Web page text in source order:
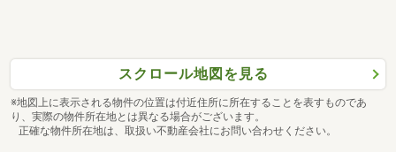
スクロール地図を見る
※地図上に表示される物件の位置は付近住所に所在することを表すものであ
り、実際の物件所在地とは異なる場合がございます。
正確な物件所在地は、取扱い不動産会社にお問い合わせください。